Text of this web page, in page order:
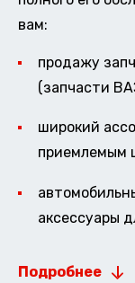
вам:
продажу
(запчасти
широкий
приемлемым
аксессуары
Подробнее